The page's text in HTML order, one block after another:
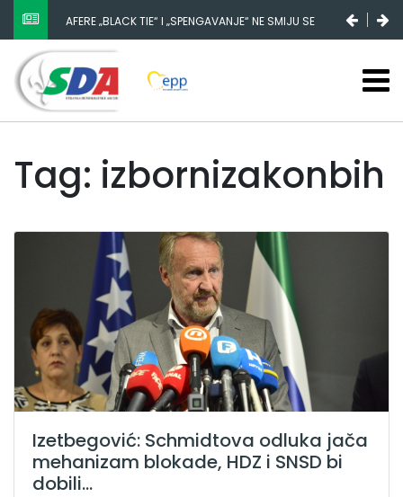
AFERE „BLACK TIE“ I „SPENGAVANJE“ NE SMIJU SE
ZATAŠKATI
Tag: izbornizakonbih
Izetbegović: Schmidtova odluka jača
mehanizam blokade, HDZ i SNSD bi
dobili...